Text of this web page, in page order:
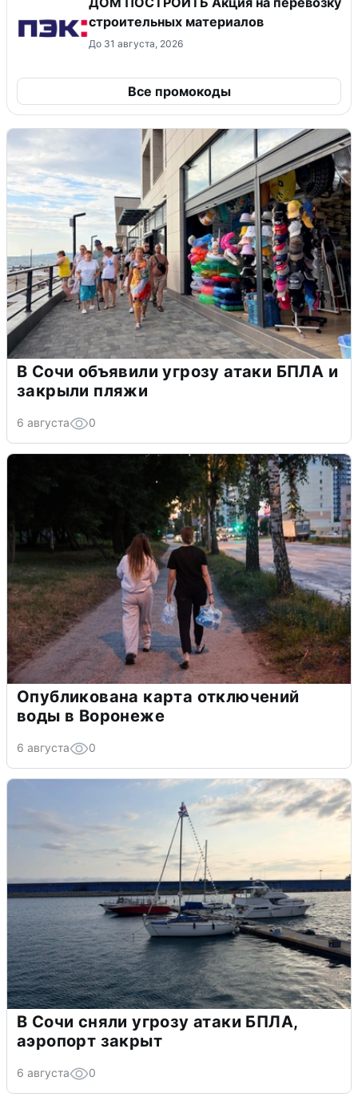
строительных материалов
До 31 августа, 2026
Все промокоды
В Сочи объявили угрозу атаки БПЛА и
закрыли пляжи
6 августа 0
Опубликована карта отключений
воды в Воронеже
6 августа 0
В Сочи сняли угрозу атаки БПЛА,
аэропорт закрыт
6 августа 0